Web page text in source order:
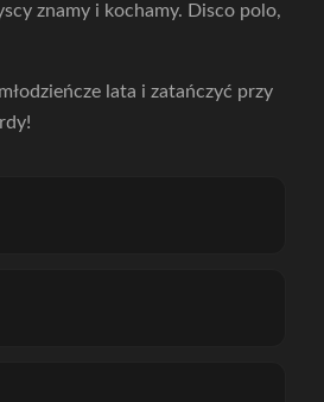
znamy i kochamy. Disco polo,
lata i zatańczyć przy